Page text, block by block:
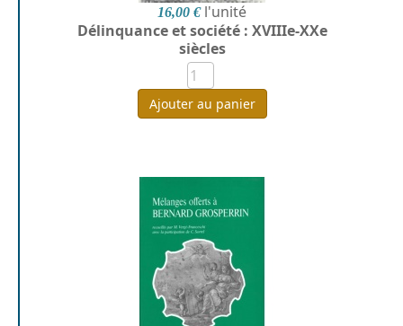
16,00 € l'unité
Délinquance et société : XVIIIe-XXe
siècles
Ajouter au panier